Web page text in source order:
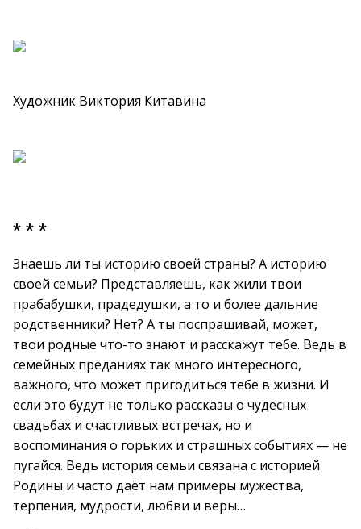
Художник Виктория Китавина
* * *
Знаешь ли ты историю своей страны? А историю
своей семьи? Представляешь, как жили твои
прабабушки, прадедушки, а то и более дальние
родственники? Нет? А ты поспрашивай, может,
твои родные что-то знают и расскажут тебе. Ведь в
семейных преданиях так много интересного,
важного, что может пригодиться тебе в жизни. И
если это будут не только рассказы о чудесных
свадьбах и счастливых встречах, но и
воспоминания о горьких и страшных событиях — не
пугайся. Ведь история семьи связана с историей
Родины и часто даёт нам примеры мужества,
терпения, мудрости, любви и веры…